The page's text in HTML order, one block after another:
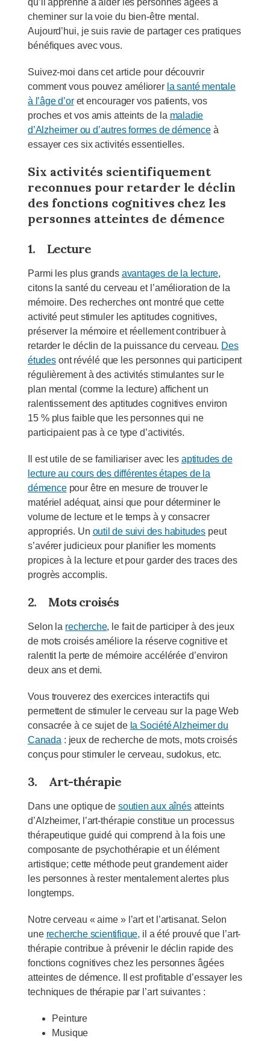
qu’il apprenne à aider les personnes âgées à
cheminer sur la voie du bien-être mental.
Aujourd’hui, je suis ravie de partager ces pratiques
bénéfiques avec vous.
Suivez-moi dans cet article pour découvrir
comment vous pouvez améliorer la santé mentale
à l’âge d’oret encourager vos patients, vos
proches et vos amis atteints de la maladie
d’Alzheimer ou d’autres formes de démenceà
essayer ces six activités essentielles.
Six activités scientifiquement
reconnues pour retarder le déclin
des fonctions cognitives chez les
personnes atteintes de démence
1. Lecture
Parmi les plus grands avantages de la lecture,
citons la santé du cerveau et l’amélioration de la
mémoire. Des recherches ont montré que cette
activité peut stimuler les aptitudes cognitives,
préserver la mémoire et réellement contribuer à
retarder le déclin de la puissance du cerveau. Des
étudesont révélé que les personnes qui participent
régulièrement à des activités stimulantes sur le
plan mental (comme la lecture) affichent un
ralentissement des aptitudes cognitives environ
15 % plus faible que les personnes qui ne
participaient pas à ce type d’activités.
Il est utile de se familiariser avec les aptitudes de
lecture au cours des différentes étapes de la
démencepour être en mesure de trouver le
matériel adéquat, ainsi que pour déterminer le
volume de lecture et le temps à y consacrer
appropriés. Un outil de suivi des habitudespeut
s’avérer judicieux pour planifier les moments
propices à la lecture et pour garder des traces des
progrès accomplis.
2. Mots croisés
Selon la recherche, le fait de participer à des jeux
de mots croisés améliore la réserve cognitive et
ralentit la perte de mémoire accélérée d’environ
deux ans et demi.
Vous trouverez des exercices interactifs qui
permettent de stimuler le cerveau sur la page Web
consacrée à ce sujet de la Société Alzheimer du
Canada : jeux de recherche de mots, mots croisés
conçus pour stimuler le cerveau, sudokus, etc.
3. Art-thérapie
Dans une optique de soutien aux aînésatteints
d’Alzheimer, l’art-thérapie constitue un processus
thérapeutique guidé qui comprend à la fois une
composante de psychothérapie et un élément
artistique; cette méthode peut grandement aider
les personnes à rester mentalement alertes plus
longtemps.
Notre cerveau « aime » l’art et l’artisanat. Selon
une recherche scientifique, il a été prouvé que l’art-
thérapie contribue à prévenir le déclin rapide des
fonctions cognitives chez les personnes âgées
atteintes de démence. Il est profitable d’essayer les
techniques de thérapie par l’art suivantes :
Peinture
Musique